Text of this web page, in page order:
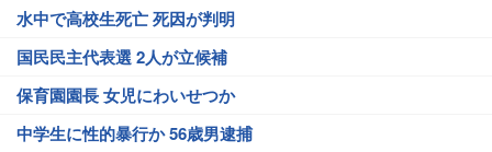
水中で高校生死亡 死因が判明
国民民主代表選 2人が立候補
保育園園長 女児にわいせつか
中学生に性的暴行か 56歳男逮捕